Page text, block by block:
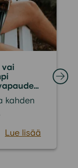
vai
kahden
Lue lisää